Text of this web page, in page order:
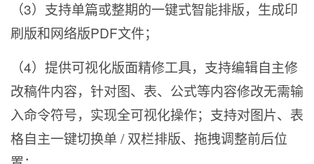
（3）支持单篇或整期的一键式智能排版，生成印
刷版和网络版PDF文件；
（4）提供可视化版面精修工具，支持编辑自主修
改稿件内容，针对图、表、公式等内容修改无需输
入命令符号，实现全可视化操作；支持对图片、表
格自主一键切换单 / 双栏排版、拖拽调整前后位